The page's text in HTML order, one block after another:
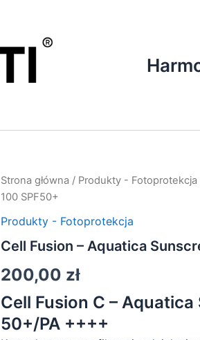
Strona główna / Produkty - Fotoprotekcja
100 SPF50+
Produkty - Fotoprotekcja
Cell Fusion – Aquatica
200,00 zł
Cell Fusion C –
50+/PA ++++